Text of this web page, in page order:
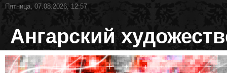
Пятница, 07.08.2026, 12:57
Ангарский